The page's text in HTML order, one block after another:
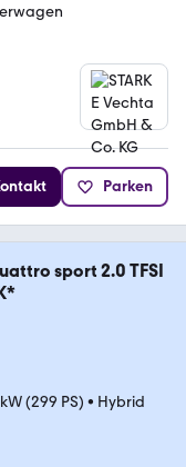
Parken
sport 2.0 TFSI
(299 PS) • Hybrid